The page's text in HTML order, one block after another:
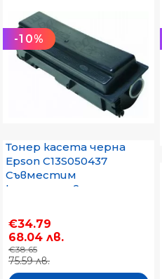
-10%
Тонер касета черна
Epson C13S050437
Съвместим
консуматив,
капацитет 8 000 стр.
€34.79
68.04 лв.
€38.65
75.59 лв.